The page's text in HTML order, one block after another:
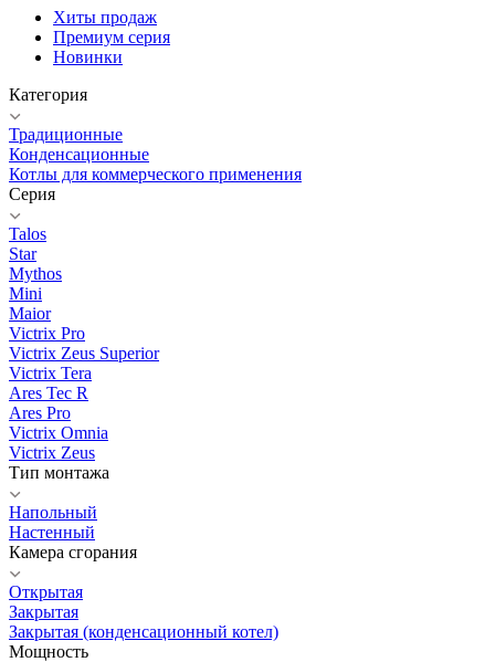
Хиты продаж
Премиум серия
Новинки
Категория
Традиционные
Конденсационные
Котлы для коммерческого применения
Серия
Talos
Star
Mythos
Mini
Maior
Victrix Pro
Victrix Zeus Superior
Victrix Tera
Ares Tec R
Ares Pro
Victrix Omnia
Victrix Zeus
Тип монтажа
Напольный
Настенный
Камера сгорания
Открытая
Закрытая
Закрытая (конденсационный котел)
Мощность